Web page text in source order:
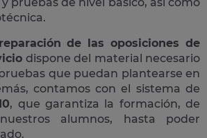
de las oposiciones de
dispone del material necesario
que puedan plantearse en
contamos con el sistema de
, que garantiza la formación, de
alumnos, hasta poder